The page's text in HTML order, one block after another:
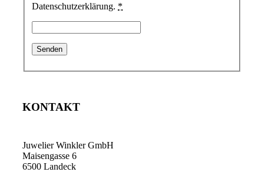
Datenschutzerklärung. *
KONTAKT
Juwelier Winkler GmbH
Maisengasse 6
6500 Landeck